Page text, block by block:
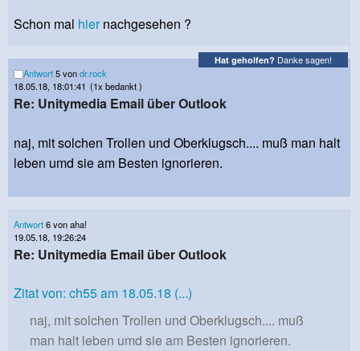
Schon mal hiernachgesehen ?
Hat geholfen? Danke sagen!
Antwort5 vondr.rock
18.05.18, 18:01:41 (1x bedankt )
Re: Unitymedia Email über Outlook
naj, mit solchen Trollen und Oberklugsch.... muß man halt
leben umd sie am Besten ignorieren.
Antwort6 von aha!
19.05.18, 19:26:24
Re: Unitymedia Email über Outlook
Zitat von: ch55 am 18.05.18 (...)
naj, mit solchen Trollen und Oberklugsch.... muß
man halt leben umd sie am Besten ignorieren.